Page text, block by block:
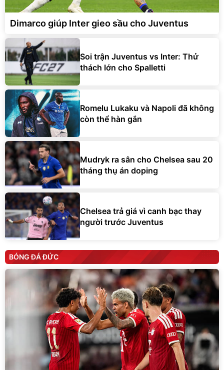
Dimarco giúp Inter gieo sầu cho Juventus
Soi trận Juventus vs Inter: Thử
thách lớn cho Spalletti
Romelu Lukaku và Napoli đã không
còn thể hàn gắn
Mudryk ra sân cho Chelsea sau 20
tháng thụ án doping
Chelsea trả giá vì canh bạc thay
người trước Juventus
BÓNG ĐÁ ĐỨC